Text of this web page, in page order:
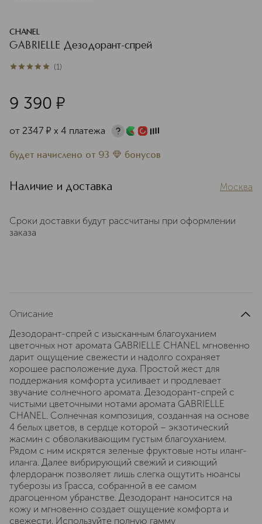
CHANEL
GABRIELLE Дезодорант-спрей
5из 51 (1)
9 390 ¤
от 2347 ¤ х 4 платежа
будет начислено от 93 бонусов
Наличие и доставка Москва
Сроки доставки будут рассчитаны при оформлении
заказа
Описание
Дезодорант-спрей с изысканным благоуханием
цветочных нот аромата GABRIELLE CHANEL мгновенно
дарит ощущение свежести и надолго сохраняет
хорошее расположение духа. Простой жест для
поддержания комфорта усиливает и продлевает
звучание солнечного аромата. Дезодорант-спрей с
чистыми цветочными нотами аромата GABRIELLE
CHANEL. Солнечная композиция, созданная на основе
4 белых цветов, в сердце которой – экзотический
жасмин с обволакивающим густым благоуханием.
Рядом с ним искрятся зеленые фруктовые ноты иланг-
иланга. Далее вибрирующий свежий и сияющий
флердоранж позволяет лишь слегка ощутить нюансы
туберозы из Грасса, собранной в ее самом
драгоценном убранстве. Дезодорант наносится на
кожу и мгновенно создает ощущение комфорта и
свежести. Используйте полную гамму